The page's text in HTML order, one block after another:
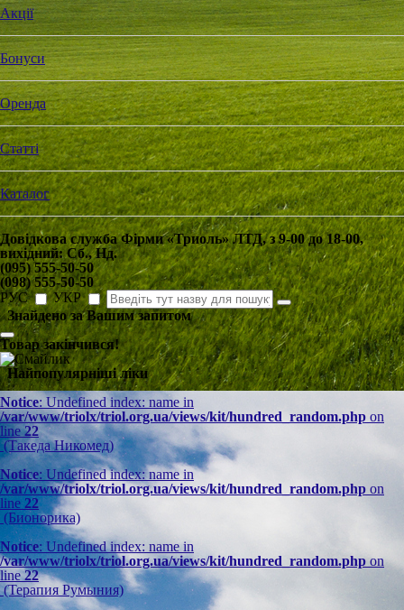
Акції
Бонуси
Оренда
Статті
Каталог
Довідкова служба Фірми «Триоль» ЛТД, з9-00до18-00,
вихідний:Сб.,Нд.
(095) 555-50-50
(098) 555-50-50
РУС
УКР
Знайдено за Вашим запитом
Товар закінчився!
Найпопулярніші ліки
Notice: Undefined index: name in
/var/www/triolx/triol.org.ua/views/kit/hundred_random.php on
line22
(Такеда Никомед)
Notice: Undefined index: name in
/var/www/triolx/triol.org.ua/views/kit/hundred_random.php on
line 22
(Бионорика)
Notice: Undefined index: name in
/var/www/triolx/triol.org.ua/views/kit/hundred_random.phpon
line22
(Терапия Румыния)